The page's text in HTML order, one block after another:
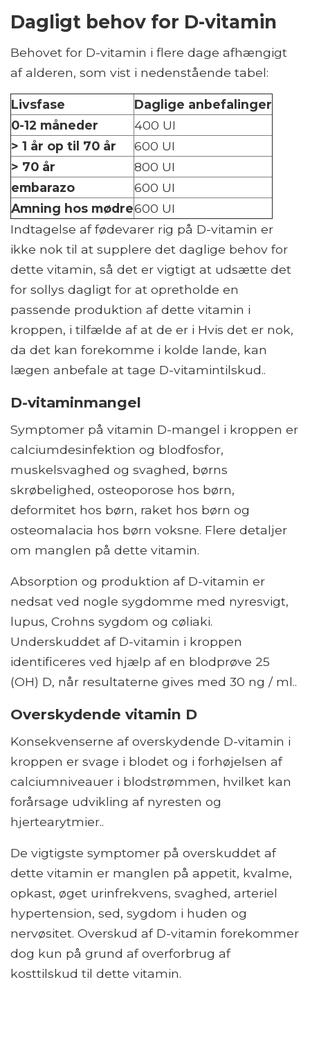
Dagligt behov for D-vitamin
Behovet for D-vitamin i flere dage afhængigt
af alderen, som vist i nedenstående tabel:
Livsfase
Daglige anbefalinger
0-12 måneder
400 UI
> 1 år op til 70 år
600 UI
> 70 år
800 UI
embarazo
600 UI
Amning hos mødre600 UI
Indtagelse af fødevarer rig på D-vitamin er
ikke nok til at supplere det daglige behov for
dette vitamin, så det er vigtigt at udsætte det
for sollys dagligt for at opretholde en
passende produktion af dette vitamin i
kroppen, i tilfælde af at de er i Hvis det er nok,
da det kan forekomme i kolde lande, kan
lægen anbefale at tage D-vitamintilskud..
D-vitaminmangel
Symptomer på vitamin D-mangel i kroppen er
calciumdesinfektion og blodfosfor,
muskelsvaghed og svaghed, børns
skrøbelighed, osteoporose hos børn,
deformitet hos børn, raket hos børn og
osteomalacia hos børn voksne. Flere detaljer
om manglen på dette vitamin.
Absorption og produktion af D-vitamin er
nedsat ved nogle sygdomme med nyresvigt,
lupus, Crohns sygdom og cøliaki.
Underskuddet af D-vitamin i kroppen
identificeres ved hjælp af en blodprøve 25
(OH) D, når resultaterne gives med 30 ng / ml..
Overskydende vitamin D
Konsekvenserne af overskydende D-vitamin i
kroppen er svage i blodet og i forhøjelsen af ​​
calciumniveauer i blodstrømmen, hvilket kan
forårsage udvikling af nyresten og
hjertearytmier..
De vigtigste symptomer på overskuddet af
dette vitamin er manglen på appetit, kvalme,
opkast, øget urinfrekvens, svaghed, arteriel
hypertension, sed, sygdom i huden og
nervøsitet. Overskud af D-vitamin forekommer
dog kun på grund af overforbrug af
kosttilskud til dette vitamin.